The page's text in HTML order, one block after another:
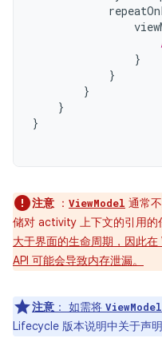
}
}
}
}
}
注意 ： ViewModel 通常
储对 activity 上下文的引用的
大于界面的生命周期，因此
API 可能会导致内存泄漏。
注意 ： 如需将 ViewModel
Lifecycle 版本说明中关于声明